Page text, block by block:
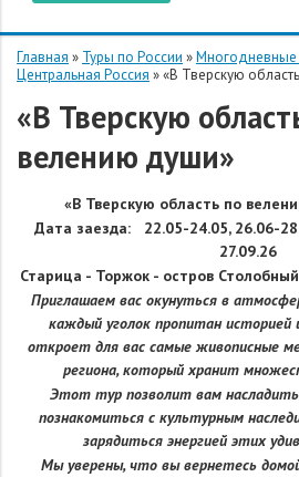
О КОМПАНИИ
Главная » Туры по России »Многодневные
Центральная Россия »«В Тверскую
«В Тверскую
велению души»
«В Тверскую область по
Дата заезда:
22.05-24.05, 26.06-
27.09.26
Старица - Торжок - остров
Приглашаем вас окунуться в
каждый уголок пропитан
откроет для вас самые живописные
региона, который хранит
Этот тур позволит вам
познакомиться с культурным
зарядиться энергией этих
Мы уверены, что вы вернетесь